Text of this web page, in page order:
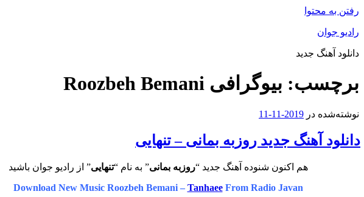
رفتن به محتوا
رادیو جوان
دانلود آهنگ جدید
برچسب: بیوگرافی Roozbeh Bemani
نوشته‌شده در 2019-11-11
دانلود آهنگ جدید روزبه بمانی – تنهایی
هم اکنون شنوده آهنگ جدید “روزبه بمانی” به نام “تنهایی” از رادیو جوان باشید
Download New Music Roozbeh Bemani – TanhaeeFrom Radio Javan